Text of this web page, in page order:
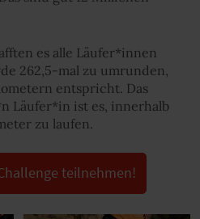
es alle Läufer*innen
262,5-mal zu umrunden,
entspricht. Das
Läufer*in ist es, innerhalb
zu laufen.
teilnehmen!